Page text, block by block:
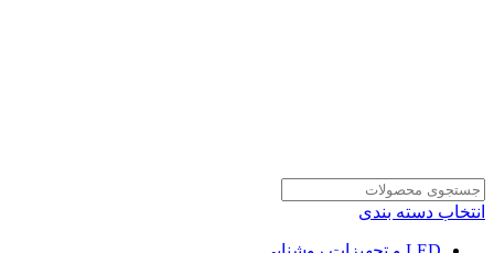
انتخاب دسته بندی